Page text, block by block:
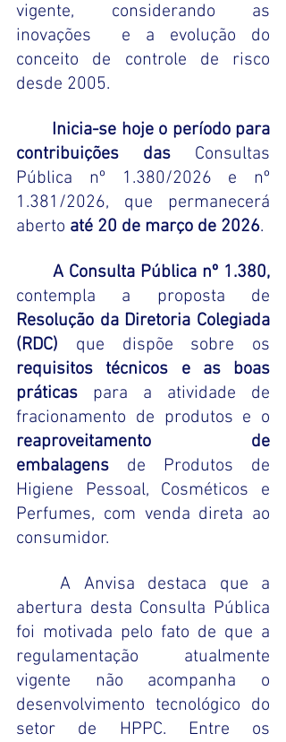
vigente, considerando as
inovações  e a evolução do
conceito de controle de risco
desde 2005.
Inicia-se hoje o período para
contribuições das Consultas
Pública nº 1.380/2026 e nº
1.381/2026, que permanecerá
aberto até 20 de março de 2026.
Resolução da Diretoria Colegiada
(RDC)
requisitos técnicos e as boas
práticas para a atividade de
reaproveitamento de
embalagens de Produtos de
Higiene Pessoal, Cosméticos e
Perfumes, com venda direta ao
consumidor.
A Anvisa destaca que a
abertura desta Consulta Pública
foi motivada pelo fato de que a
regulamentação atualmente
vigente não acompanha o
desenvolvimento tecnológico do
setor de HPPC. Entre os